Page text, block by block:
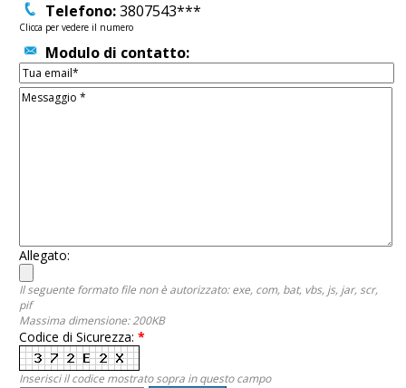
Telefono:3807543***
Clicca per vedere il numero
Modulo di contatto:
Allegato:
Il seguente formato file non è autorizzato: exe, com, bat, vbs, js, jar, scr,
pif
Massima dimensione: 200KB
Codice di Sicurezza: *
Inserisci il codice mostrato sopra in questo campo